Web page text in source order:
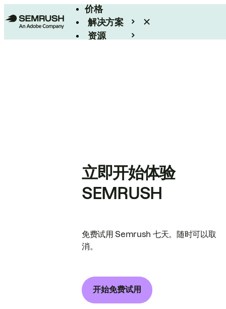
价格
解决方案
资源
立即开始体验
SEMRUSH
免费试用 Semrush 七天。随时可以取
消。
开始免费试用